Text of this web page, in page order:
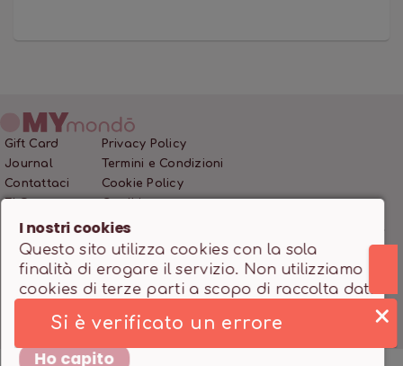
Gift Card
Journal
Contattaci
Privacy Policy
Termini e Condizioni
Cookie Policy
MONDO SSD SRL • P.IVA 12466200966 • Capitale Sociale
10.000,00 €
Powered by milanowebdesignstudio.it
I nostri cookies
Questo sito utilizza cookies con la sola
finalità di erogare il servizio. Non utilizziamo
cookies di terze parti a scopo di raccolta dati
pagina
Cookie Policy
Ho capito